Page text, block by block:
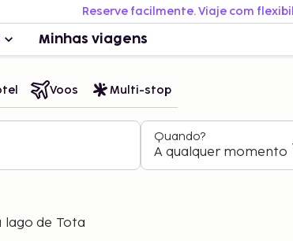
Reserve facilmente. Viaje com
Minhas viagens
Voos Multi-stop
Quando?
A qualquer momento
lago de Tota